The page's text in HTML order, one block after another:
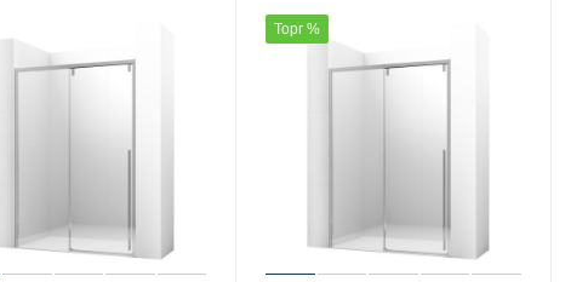
Торг %